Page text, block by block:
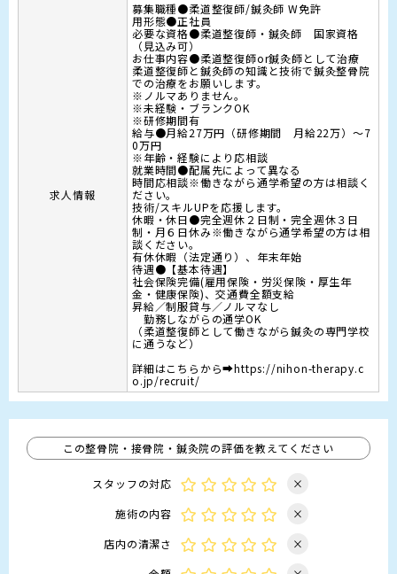
求人情報
募集職種●柔道整復師/鍼灸師 W免許
用形態●正社員
必要な資格●柔道整復師・鍼灸師　国家資格
（見込み可）
お仕事内容●柔道整復師or鍼灸師として治療
柔道整復師と鍼灸師の知識と技術で鍼灸整骨院
での治療をお願いします。
※ノルマありません。
※未経験・ブランクOK
※研修期間有
給与●月給27万円（研修期間　月給22万）〜7
0万円
※年齢・経験により応相談
就業時間●配属先によって異なる
時間応相談※働きながら通学希望の方は相談く
ださい。
技術/スキルUPを応援します。
休暇・休日●完全週休２日制・完全週休３日
制・月６日休み※働きながら通学希望の方は相
談ください。
有休休暇（法定通り）、年末年始
待遇●【基本待遇】
社会保険完備(雇用保険・労災保険・厚生年
金・健康保険)、交通費全額支給
昇給／制服貸与／ノルマなし
勤務しながらの通学OK
（柔道整復師として働きながら鍼灸の専門学校
に通うなど）
詳細はこちらから➡https://nihon-therapy.c
o.jp/recruit/
この整骨院・接骨院・鍼灸院の評価を教えてください
スタッフの対応
×
施術の内容
×
店内の清潔さ
×